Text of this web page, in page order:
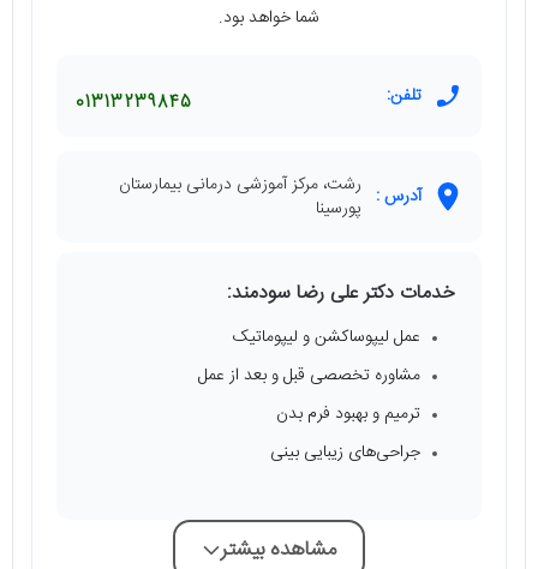
شما خواهد بود.
تلفن: 01313239845
آدرس : رشت، مرکز آموزشی درمانی بیمارستان
پورسینا
خدمات دکتر علی رضا سودمند:
عمل لیپوساکشن و لیپوماتیک
مشاوره تخصصی قبل و بعد از عمل
ترمیم و بهبود فرم بدن
جراحی‌های زیبایی بینی
مشاهده بیشتر